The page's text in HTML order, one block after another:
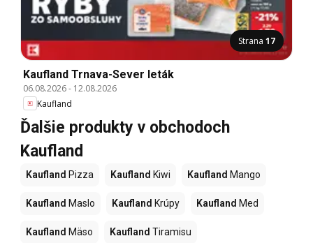
Strana 17
Kaufland Trnava-Sever leták
06.08.2026- 12.08.2026
Kaufland
Ďalšie produkty v obchodoch
Kaufland
Kaufland Pizza Kaufland Kiwi Kaufland Mango
Kaufland Maslo Kaufland Krúpy Kaufland Med
Kaufland Mäso Kaufland Tiramisu